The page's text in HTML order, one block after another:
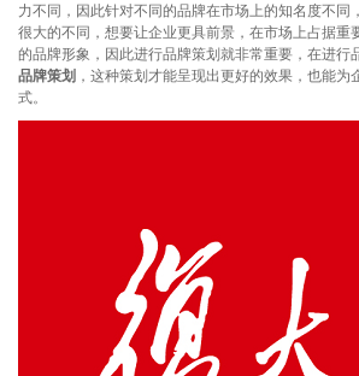
力不同，因此针对不同的品牌在市场上的知名度不同
很大的不同，想要让企业更具前景，在市场上占据重
的品牌形象，因此进行品牌策划就非常重要，在进行
品牌策划 ，这种策划才能呈现出更好的效果，也能为
式。